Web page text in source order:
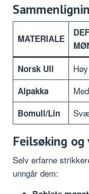
MATERIALE
Norsk Ull
Alpakka
Bomull/Lin
Feilsøking
Selv erfarne
unngår dem: